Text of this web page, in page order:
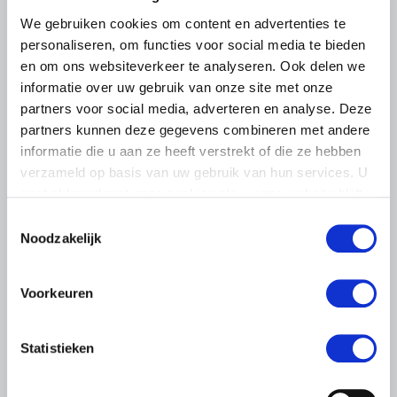
We gebruiken cookies om content en advertenties te
personaliseren, om functies voor social media te bieden
en om ons websiteverkeer te analyseren. Ook delen we
informatie over uw gebruik van onze site met onze
partners voor social media, adverteren en analyse. Deze
partners kunnen deze gegevens combineren met andere
informatie die u aan ze heeft verstrekt of die ze hebben
verzameld op basis van uw gebruik van hun services. U
Noodzakelijk
Voorkeuren
Statistieken
Kamerlid Goudzwaard (JA21)